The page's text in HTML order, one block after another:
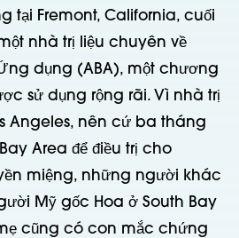
tại Fremont, California, cuối
nhà trị liệu chuyên về
dụng (ABA), một chương
sử dụng rộng rãi. Vì nhà trị
Angeles, nên cứ ba tháng
Area để điều trị cho
miệng, những người khác
Mỹ gốc Hoa ở South Bay
cũng có con mắc chứng